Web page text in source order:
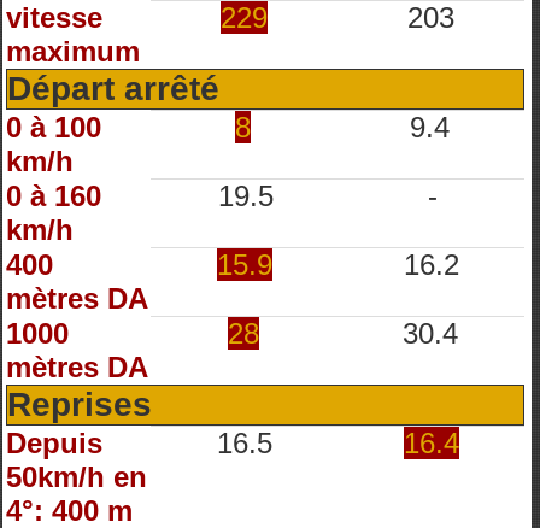
vitesse
maximum
229 203
Départ arrêté
0 à 100
km/h
8 9.4
0 à 160
km/h
19.5 -
400
mètres DA
15.9 16.2
1000
mètres DA
28 30.4
Reprises
Depuis
50km/h en
4°: 400 m
16.5 16.4